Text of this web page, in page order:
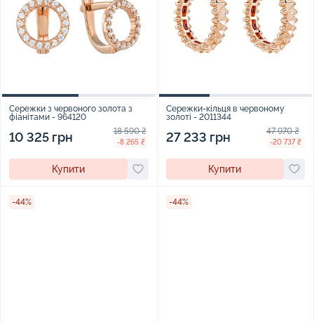
Сережки з червоного золота з
фіанітами - 964120
10 325 грн 18 590 ₴
-8 265 ₴
Купити
Сережки-кільця в червоному
золоті - 2011344
27 233 грн 47 970 ₴
-20 737 ₴
Купити
-44% -44%